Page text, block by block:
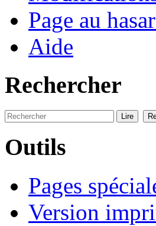
Page au
Aide
Rechercher
Outils
Pages
Version